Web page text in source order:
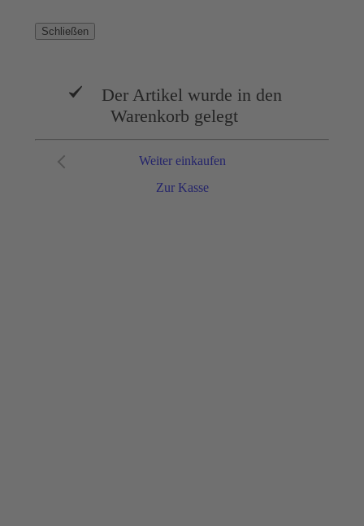
Schließen
Der Artikel wurde in den
Warenkorb gelegt
Zur Kasse
Weiter einkaufen